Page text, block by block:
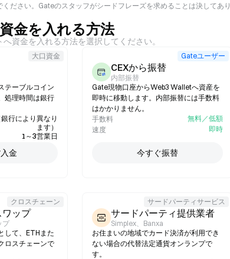
ださい。Gateのスタッフがシードフレーズを求めることは決してあり
金を入れる方法
資金を入れる方法を選択してください。
大口資金
テーブルコイン
処理時間は銀行
行により異なり
ます）
1～3営業日
金
Gateユーザー
CEXから振替
内部振替
Gate現物口座からWeb3 Walletへ資産を
即時に移動します。内部振替には手数料
はかかりません。
手数料
無料／低額
速度
即時
今すぐ振替
クロスチェーン
ワップ
プ
して、ETHまた
ロスチェーンで
サードパーティサービス
サードパーティ提供業者
Simplex、Banxa
お住まいの地域でカード決済が利用でき
ない場合の代替法定通貨オンランプで
す。